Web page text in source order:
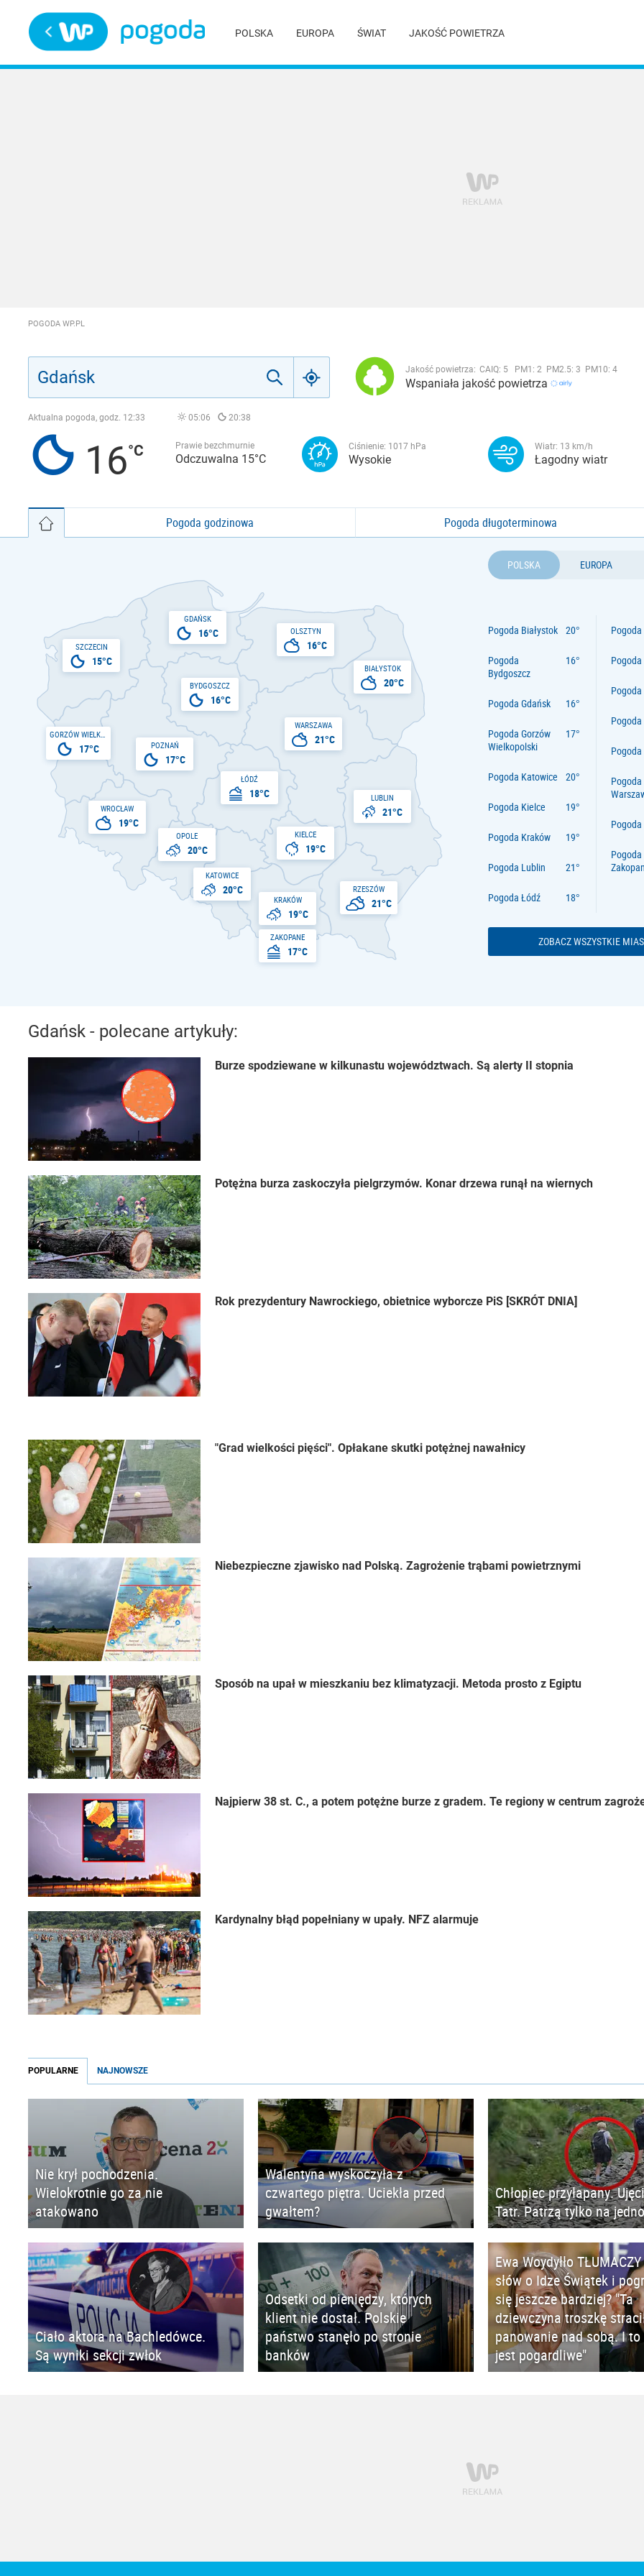
POLSKA EUROPA ŚWIAT JAKOŚĆ POWIETRZA
POGODA WP.PL
Jakość powietrza: CAIQ: 5 PM1: 2 PM2.5: 3 PM10: 4
Wspaniała jakość powietrza
Aktualna pogoda, godz. 12:33 05:06 20:38
16 Prawie bezchmurnie
Odczuwalna 15°C
Ciśnienie: 1017 hPa
Wysokie
Wiatr: 13 km/h
Łagodny wiatr
Pogoda godzinowa Pogoda długoterminowa
BIAŁYSTOK
20°C
BYDGOSZCZ
16°C
GDAŃSK
16°C
17°C
KATOWICE
20°C
KIELCE
19°C
KRAKÓW
19°C
LUBLIN
21°C
ŁÓDŹ
18°C
OLSZTYN
16°C
OPOLE
20°C
POZNAŃ
17°C
RZESZÓW
21°C
SZCZECIN
15°C
WARSZAWA
21°C
WROCŁAW
19°C
ZAKOPANE
17°C
POLSKA EUROPA
Pogoda Białystok
Pogoda
Bydgoszcz
Pogoda Gdańsk
Pogoda Gorzów
Wielkopolski
Pogoda Katowice
Pogoda Kielce
Pogoda Kraków
Pogoda Lublin
Pogoda Łódź
Pogoda
Pogoda
Pogoda
ZOBACZ WSZYSTKIE
Gdańsk - polecane artykuły:
Burze spodziewane w kilkunastu województwach. Są alerty II stopnia
Potężna burza zaskoczyła pielgrzymów. Konar drzewa runął na wiernych
Rok prezydentury Nawrockiego, obietnice wyborcze PiS [SKRÓT DNIA]
"Grad wielkości pięści". Opłakane skutki potężnej nawałnicy
Niebezpieczne zjawisko nad Polską. Zagrożenie trąbami powietrznymi
Sposób na upał w mieszkaniu bez klimatyzacji. Metoda prosto z Egiptu
Najpierw 38 st. C., a potem potężne burze z gradem. Te regiony w centrum
Kardynalny błąd popełniany w upały. NFZ alarmuje
POPULARNE NAJNOWSZE
Nie krył pochodzenia.
Wielokrotnie go za nie
atakowano
Walentyna wyskoczyła z
czwartego piętra. Uciekła przed
gwałtem?
Chłopiec przyłapany.
Tatr. Patrzą tylko na jedno
Ciało aktora na Bachledówce.
Są wyniki sekcji zwłok
Odsetki od pieniędzy, których
klient nie dostał. Polskie
państwo stanęło po stronie
banków
Ewa Woydyłło
słów o Idze Świątek i
się jeszcze bardziej? "Ta
dziewczyna troszkę
panowanie nad sobą. I
jest pogardliwe"